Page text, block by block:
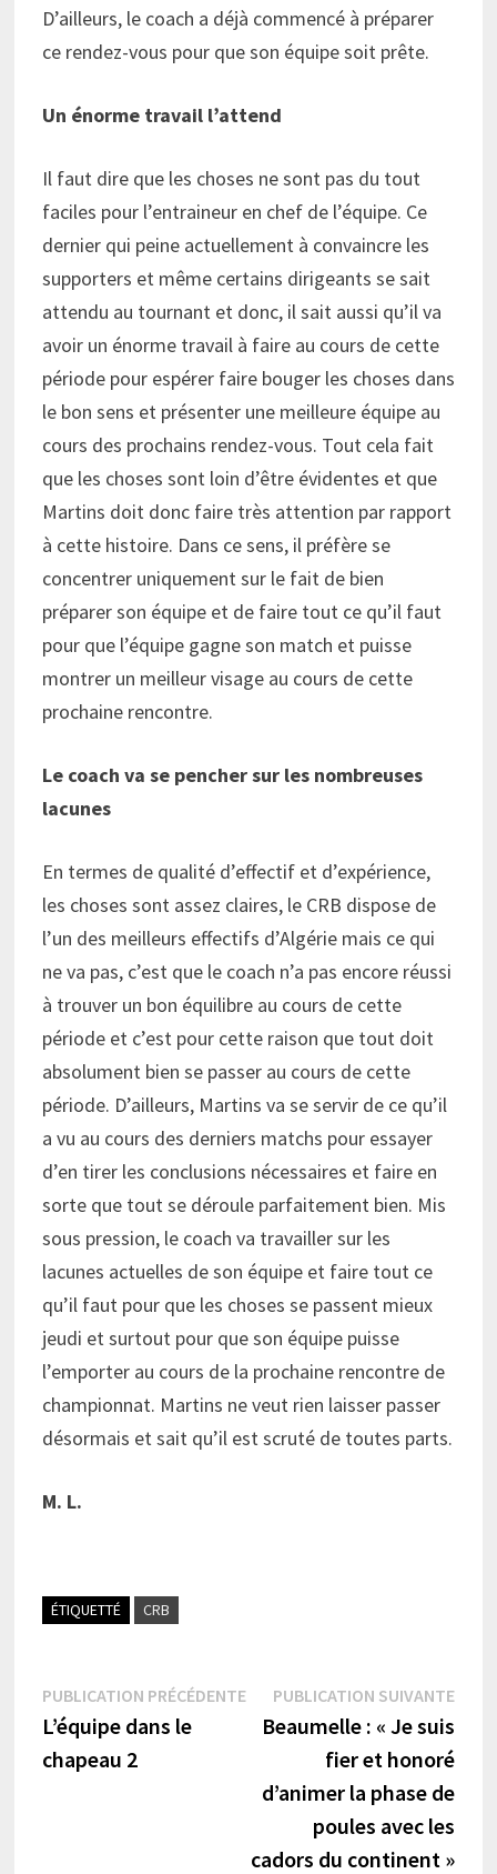
D’ailleurs, le coach a déjà commencé à préparer
ce rendez-vous pour que son équipe soit prête.
Un énorme travail l’attend
Il faut dire que les choses ne sont pas du tout
faciles pour l’entraineur en chef de l’équipe. Ce
dernier qui peine actuellement à convaincre les
supporters et même certains dirigeants se sait
attendu au tournant et donc, il sait aussi qu’il va
avoir un énorme travail à faire au cours de cette
période pour espérer faire bouger les choses dans
le bon sens et présenter une meilleure équipe au
cours des prochains rendez-vous. Tout cela fait
que les choses sont loin d’être évidentes et que
Martins doit donc faire très attention par rapport
à cette histoire. Dans ce sens, il préfère se
concentrer uniquement sur le fait de bien
préparer son équipe et de faire tout ce qu’il faut
pour que l’équipe gagne son match et puisse
montrer un meilleur visage au cours de cette
prochaine rencontre.
Le coach va se pencher sur les nombreuses
lacunes
En termes de qualité d’effectif et d’expérience,
les choses sont assez claires, le CRB dispose de
l’un des meilleurs effectifs d’Algérie mais ce qui
ne va pas, c’est que le coach n’a pas encore réussi
à trouver un bon équilibre au cours de cette
période et c’est pour cette raison que tout doit
absolument bien se passer au cours de cette
période. D’ailleurs, Martins va se servir de ce qu’il
a vu au cours des derniers matchs pour essayer
d’en tirer les conclusions nécessaires et faire en
sorte que tout se déroule parfaitement bien. Mis
sous pression, le coach va travailler sur les
lacunes actuelles de son équipe et faire tout ce
qu’il faut pour que les choses se passent mieux
jeudi et surtout pour que son équipe puisse
l’emporter au cours de la prochaine rencontre de
championnat. Martins ne veut rien laisser passer
désormais et sait qu’il est scruté de toutes parts.
M. L.
ÉTIQUETTÉ CRB
Navigation
de
l’article
PUBLICATION PRÉCÉDENTEPublication
précédente :
L’équipe dans le
chapeau 2
PUBLICATION SUIVANTE
Beaumelle : « Je suis
fier et honoré
d’animer la phase de
poules avec les
cadors du continent »